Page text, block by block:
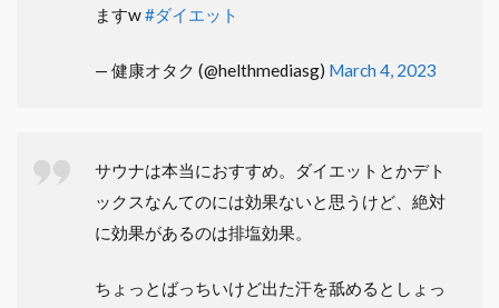
ますw#ダイエット
— 健康オタク (@helthmediasg) March 4, 2023
サウナは本当におすすめ。ダイエットとかデト
ックスなんてのには効果ないと思うけど、絶対
に効果があるのは排塩効果。
ちょっとばっちいけど出た汗を舐めるとしょっ